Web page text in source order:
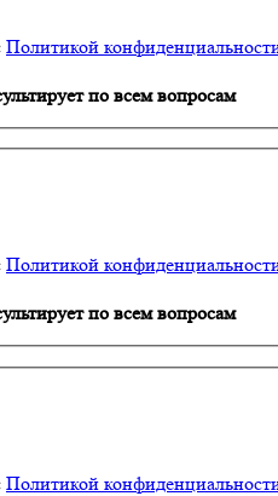
Политикой
по всем вопросам
Политикой
по всем вопросам
Политикой